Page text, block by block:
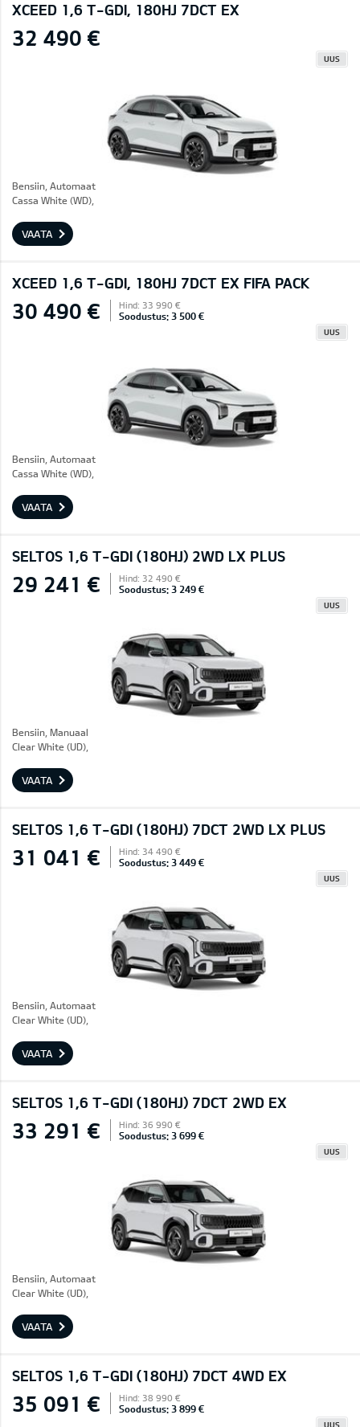
XCEED 1,6 T-GDI, 180HJ 7DCT EX
32 490 €
UUS
Bensiin, Automaat
Cassa White (WD),
VAATA
XCEED 1,6 T-GDI, 180HJ 7DCT EX FIFA PACK
30 490 € Hind: 33 990 €
Soodustus: 3 500 €
UUS
Bensiin, Automaat
Cassa White (WD),
VAATA
SELTOS 1,6 T-GDI (180HJ) 2WD LX PLUS
29 241 € Hind: 32 490 €
Soodustus: 3 249 €
UUS
Bensiin, Manuaal
Clear White (UD),
VAATA
SELTOS 1,6 T-GDI (180HJ) 7DCT 2WD LX PLUS
31 041 € Hind: 34 490 €
Soodustus: 3 449 €
UUS
Bensiin, Automaat
Clear White (UD),
VAATA
SELTOS 1,6 T-GDI (180HJ) 7DCT 2WD EX
33 291 € Hind: 36 990 €
Soodustus: 3 699 €
UUS
Bensiin, Automaat
Clear White (UD),
VAATA
SELTOS 1,6 T-GDI (180HJ) 7DCT 4WD EX
35 091 € Hind: 38 990 €
Soodustus: 3 899 €
UUS